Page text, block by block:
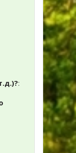
: